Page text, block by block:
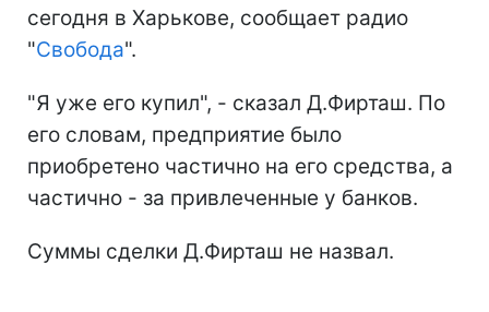
сегодня в Харькове, сообщает радио
"Свобода".
"Я уже его купил", - сказал Д.Фирташ. По
его словам, предприятие было
приобретено частично на его средства, а
частично - за привлеченные у банков.
Суммы сделки Д.Фирташ не назвал.